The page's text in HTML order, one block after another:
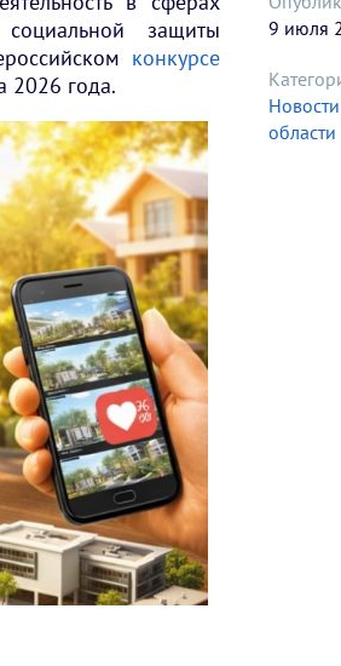
защиты
конкурсе
2026 года.
9 июля
области